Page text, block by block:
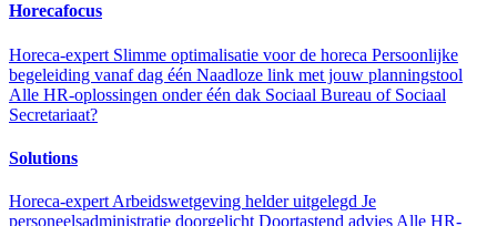
Horecafocus
Horeca-expert Slimme optimalisatie voor de horeca Persoonlijke
begeleiding vanaf dag één Naadloze link met jouw planningstool
Alle HR-oplossingen onder één dak Sociaal Bureau of Sociaal
Secretariaat?
Solutions
Horeca-expert Arbeidswetgeving helder uitgelegd Je
personeelsadministratie doorgelicht Doortastend advies Alle HR-